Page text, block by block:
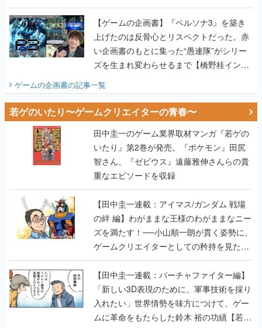
画書】
【ゲームの企画書】『ペルソナ3』を築き
上げたのは反骨心とリスペクトだった。赤
い企画書のもとに集った“愚連隊”がシリー
ズを生まれ変わらせるまで【橋野桂インタ
ゲームの企画書の記事一覧
若ゲのいたり〜ゲームクリエイターの青春〜
田中圭一のゲーム業界取材マンガ『若ゲの
いたり』第2巻が発売。『ポケモン』田尻
智さん、『ゼビウス』遠藤雅伸さんらの貴
重なエピソードを収録
【田中圭一連載：アイマス/ガンダム 戦場
の絆 編】わがままな王様のわがままなニー
ズを満たす！──小山順一朗が貫く姿勢に、
ゲームクリエイターとしての矜持を見た
【若ゲのいたり最終回】
【田中圭一連載：バーチャファイター編】
「新しい3D表現のために、軍事技術を採り
入れたい」世界情勢を味方につけて、ゲー
ムに革命をもたらした鈴木 裕の功績【若ゲ